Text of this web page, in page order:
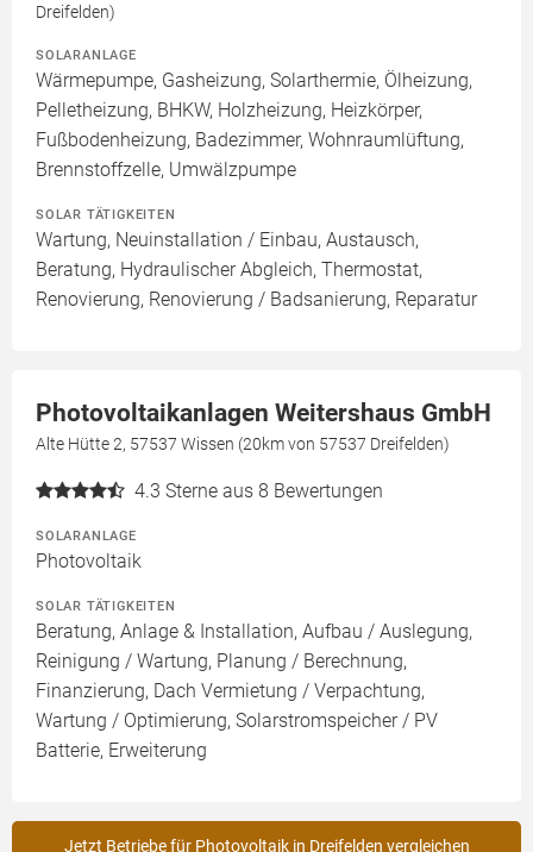
Dreifelden)
SOLARANLAGE
Wärmepumpe, Gasheizung, Solarthermie, Ölheizung,
Pelletheizung, BHKW, Holzheizung, Heizkörper,
Fußbodenheizung, Badezimmer, Wohnraumlüftung,
Brennstoffzelle, Umwälzpumpe
SOLAR TÄTIGKEITEN
Wartung, Neuinstallation / Einbau, Austausch,
Beratung, Hydraulischer Abgleich, Thermostat,
Renovierung, Renovierung / Badsanierung, Reparatur
Photovoltaikanlagen Weitershaus GmbH
Alte Hütte 2, 57537 Wissen (20km von 57537 Dreifelden)
4.3 Sterne aus 8 Bewertungen
SOLARANLAGE
Photovoltaik
SOLAR TÄTIGKEITEN
Beratung, Anlage & Installation, Aufbau / Auslegung,
Reinigung / Wartung, Planung / Berechnung,
Finanzierung, Dach Vermietung / Verpachtung,
Wartung / Optimierung, Solarstromspeicher / PV
Batterie, Erweiterung
Jetzt Betriebe für Photovoltaik in Dreifelden vergleichen